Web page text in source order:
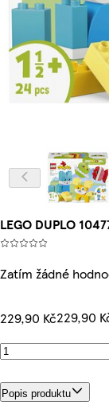
LEGO DUPLO
Zatím žádné
229,90 Kč229,90
Popis produktu